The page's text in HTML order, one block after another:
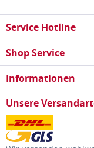
Service Hotline
Shop Service
Informationen
Unsere